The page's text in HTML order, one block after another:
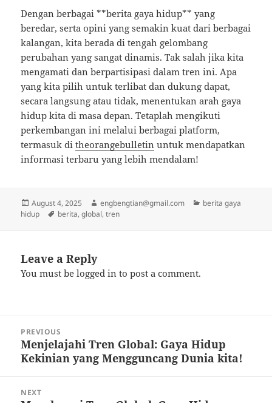
Dengan berbagai **berita gaya hidup** yang
beredar, serta opini yang semakin kuat dari berbagai
kalangan, kita berada di tengah gelombang
perubahan yang sangat dinamis. Tak salah jika kita
mengamati dan berpartisipasi dalam tren ini. Apa
yang kita pilih untuk terlibat dan dukung dapat,
secara langsung atau tidak, menentukan arah gaya
hidup kita di masa depan. Tetaplah mengikuti
perkembangan ini melalui berbagai platform,
termasuk ditheorangebulletin untuk mendapatkan
informasi terbaru yang lebih mendalam!
Posted
on
August 4, 2025 Author
engbengtian@gmail.com Categories
berita gaya
hidup
Tags
berita,global,tren
Leave a Reply
You must belogged in to post a comment.
navigation
PREVIOUS
Previous
post:
Menjelajahi Tren Global: Gaya Hidup
Kekinian yang Mengguncang Dunia kita!
NEXT